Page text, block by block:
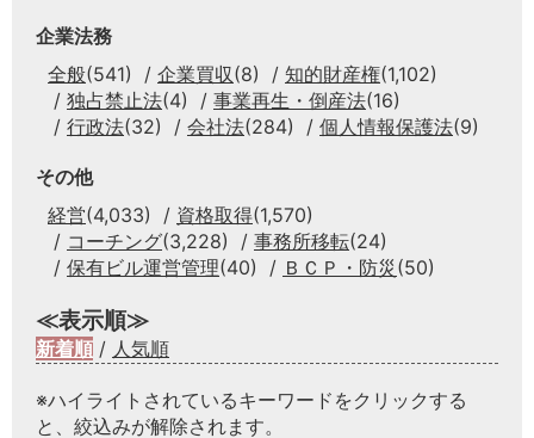
企業法務
全般(541) 企業買収(8) 知的財産権(1,102)
独占禁止法(4) 事業再生・倒産法(16)
行政法(32) 会社法(284) 個人情報保護法(9)
その他
経営(4,033) 資格取得(1,570)
コーチング(3,228) 事務所移転(24)
保有ビル運営管理(40) ＢＣＰ・防災 (50)
≪表示順≫
新着順 / 人気順
※ハイライトされているキーワードをクリックする
と、絞込みが解除されます。